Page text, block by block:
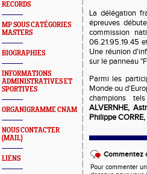
RECORDS
MP SOUS CATÉGORIES
MASTERS
BIOGRAPHIES
INFORMATIONS
ADMINISTRATIVES ET
SPORTIVES
ORGANIGRAMME CNAM
NOUS CONTACTER
(MAIL)
LIENS
La délégation
épreuves
commission
06.21.95.19.45
Une réunion
sur le panneau
Parmi les
Monde ou
champions
ALVERNHE,
Philippe
Commentez
Pour commenter